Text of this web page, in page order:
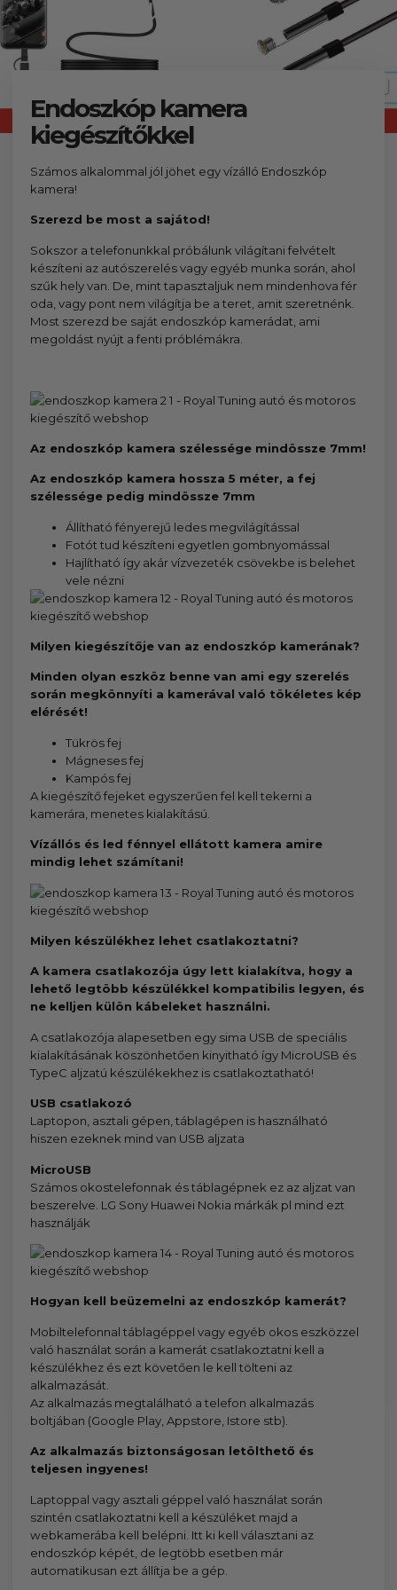
készlet
Endoszkóp kamera
kiegészítőkkel
Számos alkalommal jól jöhet egy vízálló Endoszkóp
kamera!
Szerezd be most a sajátod!
Sokszor a telefonunkkal próbálunk világítani felvételt
készíteni az autószerelés vagy egyéb munka során, ahol
szűk hely van. De, mint tapasztaljuk nem mindenhova fér
oda, vagy pont nem világítja be a teret, amit szeretnénk.
Most szerezd be saját endoszkóp kamerádat, ami
megoldást nyújt a fenti próblémákra.
Az endoszkóp kamera szélessége mindössze 7mm!
Az endoszkóp kamera hossza 5 méter, a fej
szélessége pedig mindössze 7mm
Állítható fényerejű ledes megvilágítással
Fotót tud készíteni egyetlen gombnyomással
Hajlítható így akár vízvezeték csövekbe is belehet
vele nézni
Milyen kiegészítője van az endoszkóp kamerának?
Minden olyan eszköz benne van ami egy szerelés
során megkönnyíti a kamerával való tökéletes kép
elérését!
Tükrös fej
Mágneses fej
Kampós fej
A kiegészítő fejeket egyszerűen fel kell tekerni a
kamerára, menetes kialakítású.
Vízállós és led fénnyel ellátott kamera amire
mindig lehet számítani!
Milyen készülékhez lehet csatlakoztatni?
A kamera csatlakozója úgy lett kialakítva, hogy a
lehető legtöbb készülékkel kompatibilis legyen, és
ne kelljen külön kábeleket használni.
A csatlakozója alapesetben egy sima USB de speciális
kialakításának köszönhetően kinyitható így MicroUSB és
TypeC aljzatú készülékekhez is csatlakoztatható!
USB csatlakozó
Laptopon, asztali gépen, táblagépen is használható
hiszen ezeknek mind van USB aljzata
MicroUSB
Számos okostelefonnak és táblagépnek ez az aljzat van
beszerelve. LG Sony Huawei Nokia márkák pl mind ezt
használják
Hogyan kell beüzemelni az endoszkóp kamerát?
Mobiltelefonnal táblagéppel vagy egyéb okos eszközzel
való használat során a kamerát csatlakoztatni kell a
készülékhez és ezt követően le kell tölteni az
alkalmazását.
Az alkalmazás megtalálható a telefon alkalmazás
boltjában (Google Play, Appstore, Istore stb).
Az alkalmazás biztonságosan letölthető és
teljesen ingyenes!
Laptoppal vagy asztali géppel való használat során
szintén csatlakoztatni kell a készüléket majd a
webkamerába kell belépni. Itt ki kell választani az
endoszkóp képét, de legtöbb esetben már
automatikusan ezt állítja be a gép.